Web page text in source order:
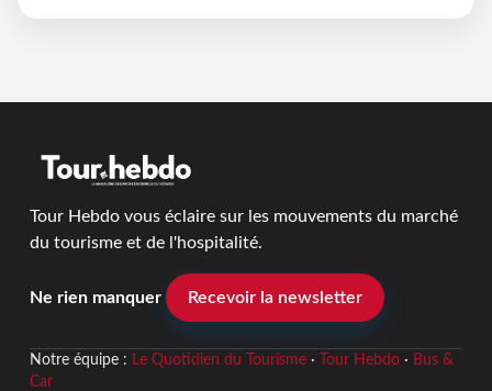
Tour Hebdo vous éclaire sur les mouvements du marché
du tourisme et de l'hospitalité.
Ne rien manquer Recevoir la newsletter
Notre équipe : Le Quotidien du Tourisme· Tour Hebdo· Bus &
Car